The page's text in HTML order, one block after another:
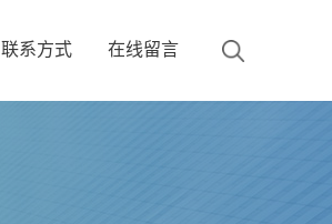
联系方式 在线留言